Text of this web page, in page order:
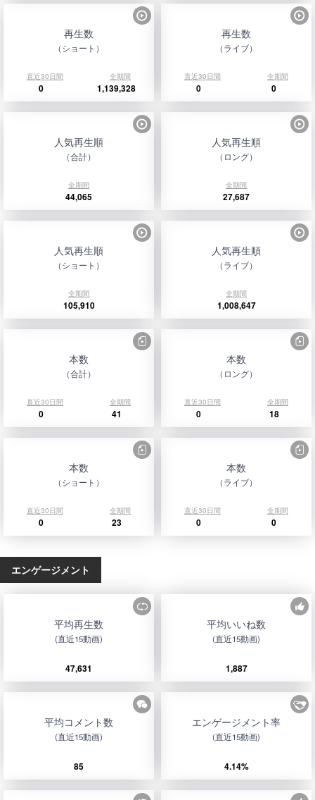
再生数
（ショート）
直近30日間 全期間
0 1,139,328
再生数
（ライブ）
直近30日間 全期間
0 0
人気再生順
（合計）
全期間
44,065
人気再生順
（ロング）
全期間
27,687
人気再生順
（ショート）
全期間
105,910
人気再生順
（ライブ）
全期間
1,008,647
本数
（合計）
直近30日間 全期間
0 41
本数
（ロング）
直近30日間 全期間
0 18
本数
（ショート）
直近30日間 全期間
0 23
本数
（ライブ）
直近30日間 全期間
0 0
エンゲージメント
平均再生数
(直近15動画)
47,631
平均いいね数
(直近15動画)
1,887
平均コメント数
(直近15動画)
85
エンゲージメント率
(直近15動画)
4.14%